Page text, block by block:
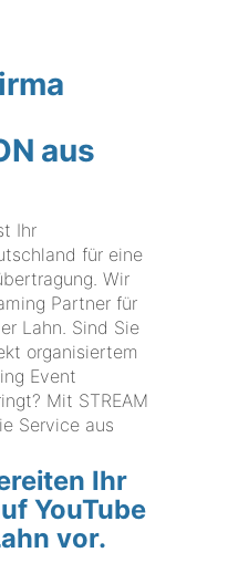
aus
Ihr
für eine
Wir
Partner für
Lahn. Sind Sie
organisiertem
Event
Mit STREAM
Service aus
Ihr
YouTube
vor.